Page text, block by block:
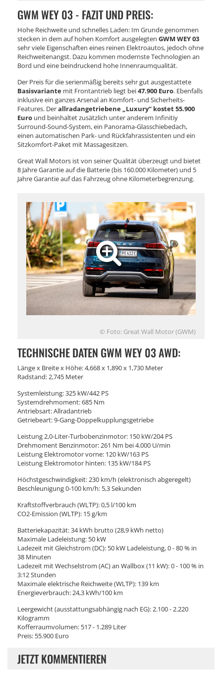
GWM WEY 03 - FAZIT UND PREIS:
Hohe Reichweite und schnelles Laden: Im Grunde genommen
stecken in dem auf hohen Komfort ausgelegten GWM WEY 03
sehr viele Eigenschaften eines reinen Elektroautos, jedoch ohne
Reichweitenangst. Dazu kommen modernste Technologien an
Bord und eine beindruckend hohe Innenraumqualität.
Der Preis für die serienmäßig bereits sehr gut ausgestattete
Basisvariante mit Frontantrieb liegt bei47.900 Euro. Ebenfalls
inklusive ein ganzes Arsenal an Komfort- und Sicherheits-
Features. Derallradangetriebene „Luxury“ kostet 55.900
Euro und beinhaltet zusätzlich unter anderem Infinitiy
Surround-Sound-System, ein Panorama-Glasschiebedach,
einen automatischen Park- und Rückfahrassistenten und ein
Sitzkomfort-Paket mit Massagesitzen.
Great Wall Motors ist von seiner Qualität überzeugt und bietet
8 Jahre Garantie auf die Batterie (bis 160.000 Kilometer) und 5
Jahre Garantie auf das Fahrzeug ohne Kilometerbegrenzung.
© Foto: Great Wall Motor (GWM)
TECHNISCHE DATEN GWM WEY 03 AWD:
Länge x Breite x Höhe: 4,668 x 1,890 x 1,730 Meter
Radstand: 2,745 Meter
Systemleistung: 325 kW/442 PS
Systemdrehmoment: 685 Nm
Antriebsart: Allradantrieb
Getriebeart: 9-Gang-Doppelkupplungsgetriebe
Leistung 2,0-Liter-Turbobenzinmotor: 150 kW/204 PS
Drehmoment Benzinmotor: 261 Nm bei 4.000 U/min
Leistung Elektromotor vorne: 120 kW/163 PS
Leistung Elektromotor hinten: 135 kW/184 PS
Höchstgeschwindigkeit: 230 km/h (elektronisch abgeregelt)
Beschleunigung 0-100 km/h: 5,3 Sekunden
Kraftstoffverbrauch (WLTP): 0,5 l/100 km
CO2-Emission (WLTP): 15 g/km
Batteriekapazität: 34 kWh brutto (28,9 kWh netto)
Maximale Ladeleistung: 50 kW
Ladezeit mit Gleichstrom (DC): 50 kW Ladeleistung, 0 - 80 % in
38 Minuten
Ladezeit mit Wechselstrom (AC) an Wallbox (11 kW): 0 - 100 % in
3:12 Stunden
Maximale elektrische Reichweite (WLTP): 139 km
Energieverbrauch: 24,3 kWh/100 km
Leergewicht (ausstattungsabhängig nach EG): 2.100 - 2.220
Kilogramm
Kofferraumvolumen: 517 - 1.289 Liter
Preis: 55.900 Euro
JETZT KOMMENTIEREN